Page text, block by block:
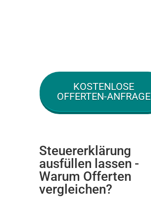
KOSTENLOSE
OFFERTEN-ANFRAGE
Steuererklärung
ausfüllen lassen -
Warum Offerten
vergleichen?